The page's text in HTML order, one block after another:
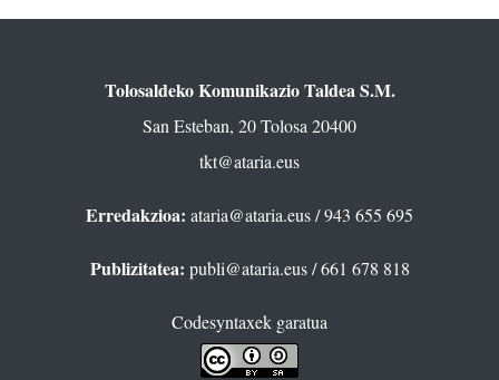
Tolosaldeko Komunikazio Taldea S.M.
San Esteban, 20 Tolosa 20400
tkt@ataria.eus
Erredakzioa: ataria@ataria.eus/ 943 655 695
Publizitatea: publi@ataria.eus/ 661 678 818
Codesyntaxek garatua